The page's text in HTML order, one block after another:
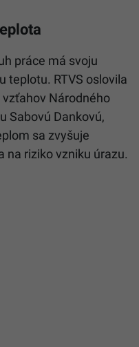
práce má svoju
teplotu. RTVS oslovila
Národného
Sabovú Dankovú,
sa zvyšuje
na riziko vzniku úrazu.